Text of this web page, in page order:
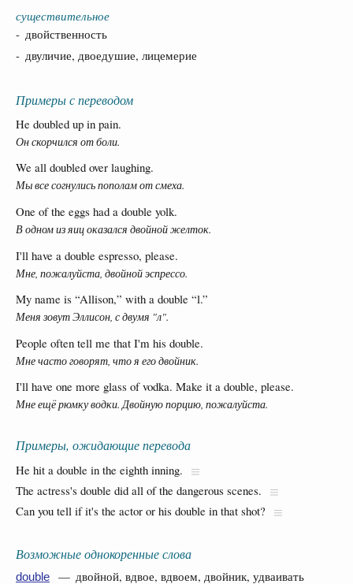
существительное
- двойственность
- двуличие, двоедушие, лицемерие
Примеры с переводом
He doubled up in pain.
Он скорчился от боли.
We all doubled over laughing.
Мы все согнулись пополам от смеха.
One of the eggs had a double yolk.
В одном из яиц оказался двойной желток.
I'll have a double espresso, please.
Мне, пожалуйста, двойной эспрессо.
My name is “Allison,” with a double “l.”
Меня зовут Эллисон, с двумя "л".
People often tell me that I'm his double.
Мне часто говорят, что я его двойник.
I'll have one more glass of vodka. Make it a double, please.
Мне ещё рюмку водки. Двойную порцию, пожалуйста.
Примеры, ожидающие перевода
He hit a double in the eighth inning.
The actress's double did all of the dangerous scenes.
Can you tell if it's the actor or his double in that shot?
Возможные однокоренные слова
double — двойной, вдвое, вдвоем, двойник, удваивать